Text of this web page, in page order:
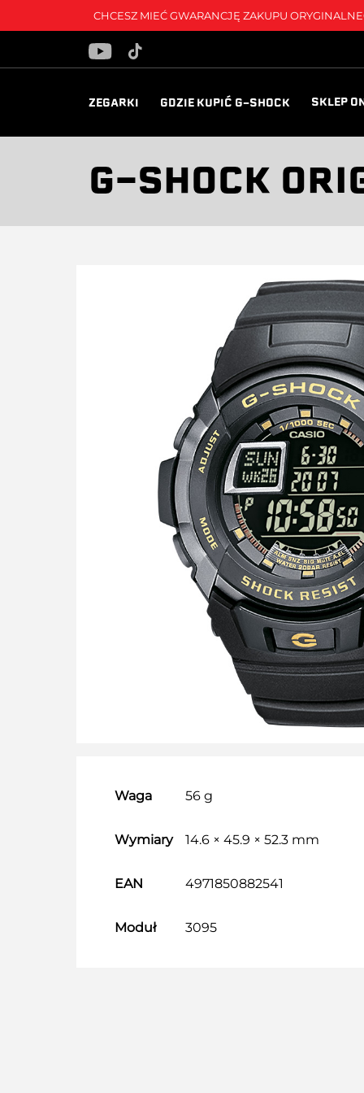
CHCESZ MIEĆ GWARANCJĘ ZAKUPU
ZEGARKI GDZIE KUPIĆ G-SHOCK SKLEP
G-SHOCK
Waga 56 g
Wymiary 14.6 × 45.9 × 52.3 mm
EAN 4971850882541
Moduł 3095